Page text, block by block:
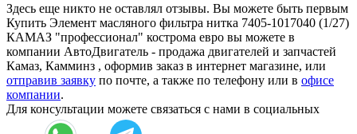
Здесь еще никто не оставлял отзывы. Вы можете быть первым
Купить Элемент масляного фильтра нитка 7405-1017040 (1/27)
КАМАЗ "профессионал" кострома евро вы можете в
компании АвтоДвигатель - продажа двигателей и запчастей
Камаз, Камминз , оформив заказ в интернет магазине, или
отправив заявку по почте, а также по телефону или в офисе
компании.
Для консультации можете связаться с нами в социальных